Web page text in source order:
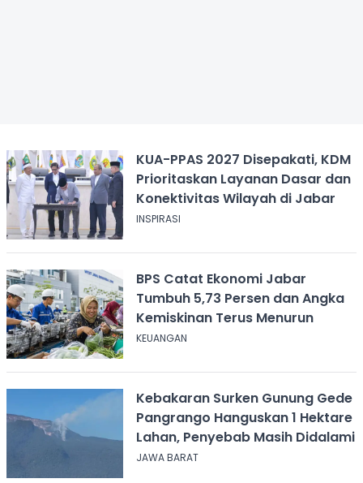
KUA-PPAS 2027 Disepakati, KDM
Prioritaskan Layanan Dasar dan
Konektivitas Wilayah di Jabar
INSPIRASI
BPS Catat Ekonomi Jabar
Tumbuh 5,73 Persen dan Angka
Kemiskinan Terus Menurun
KEUANGAN
Kebakaran Surken Gunung Gede
Pangrango Hanguskan 1 Hektare
Lahan, Penyebab Masih Didalami
JAWA BARAT